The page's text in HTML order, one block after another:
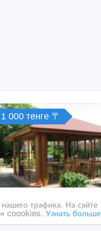
трафика. На сайте
coookies.Узнать больше
1 000 тенге 〒